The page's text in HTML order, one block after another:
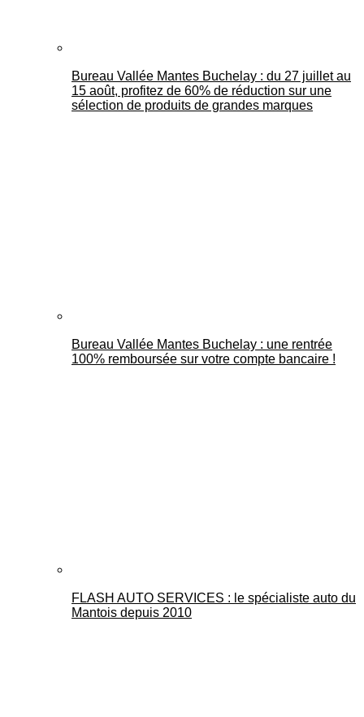
Bureau Vallée Mantes Buchelay : du 27 juillet au
15 août, profitez de 60% de réduction sur une
sélection de produits de grandes marques
Bureau Vallée Mantes Buchelay : une rentrée
100% remboursée sur votre compte bancaire !
FLASH AUTO SERVICES : le spécialiste auto du
Mantois depuis 2010